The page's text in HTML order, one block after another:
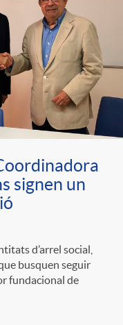
signen un
d’arrel social,
busquen seguir
fundacional de